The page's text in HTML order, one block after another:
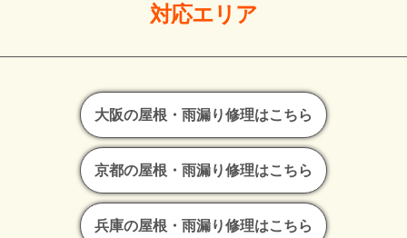
対応エリア
大阪の屋根・雨漏り修理はこちら
京都の屋根・雨漏り修理はこちら
兵庫の屋根・雨漏り修理はこちら